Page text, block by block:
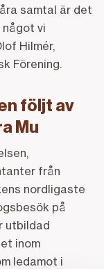
samtal är det
vi
Hilmér,
Förening.
följt av
Mu
från
nordligaste
på
utbildad
inom
ledamot i